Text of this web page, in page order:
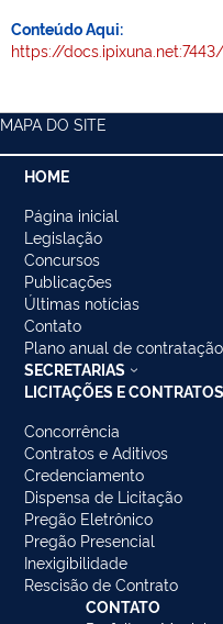
Conteúdo Aqui:
https://
MAPA DO SITE
HOME
Página inicial
Legislação
Concursos
Publicações
Últimas notícias
Contato
Plano anual de contratação
SECRETARIAS
LICITAÇÕES E CONTRATOS
Concorrência
Contratos e Aditivos
Credenciamento
Dispensa de Licitação
Pregão Eletrônico
Pregão Presencial
Inexigibilidade
Rescisão de Contrato
CONTATO